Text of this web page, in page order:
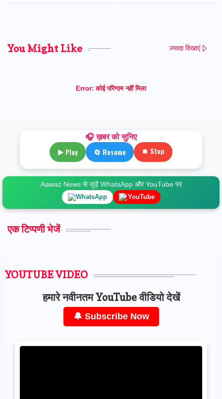
You Might Like ज़्यादा दिखाएं
Error: कोई परिणाम नहीं मिला
🎧 ख़बर को सुनिए
▶ Play 🔄 Resume ⏹ Stop
Aawaz News से जुड़ें WhatsApp और YouTube पर
WhatsApp YouTube
एक टिप्पणी भेजें
YOUTUBE VIDEO
हमारे नवीनतम YouTube वीडियो देखें
🔔 Subscribe Now